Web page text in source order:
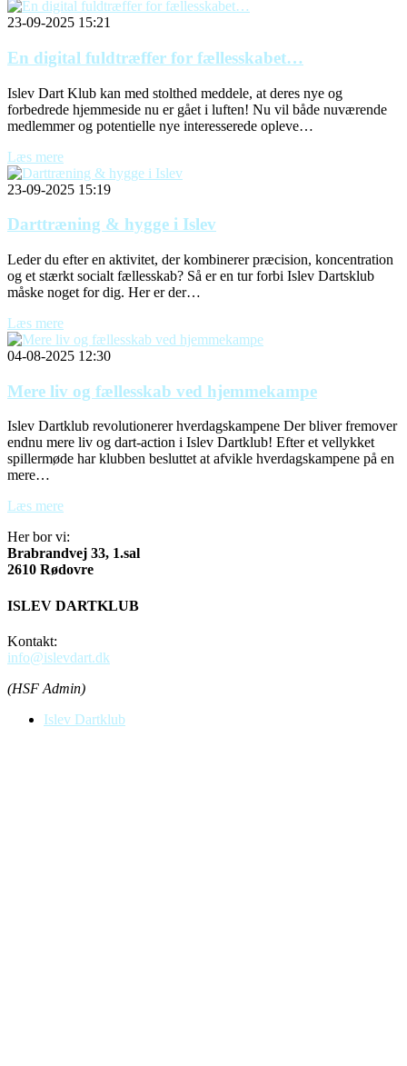
23-09-2025 15:21
En digital fuldtræffer for fællesskabet…
Islev Dart Klub kan med stolthed meddele, at deres nye og
forbedrede hjemmeside nu er gået i luften! Nu vil både nuværende
medlemmer og potentielle nye interesserede opleve…
Læs mere
23-09-2025 15:19
Darttræning & hygge i Islev
Leder du efter en aktivitet, der kombinerer præcision, koncentration
og et stærkt socialt fællesskab? Så er en tur forbi Islev Dartsklub
måske noget for dig. Her er der…
Læs mere
04-08-2025 12:30
Mere liv og fællesskab ved hjemmekampe
Islev Dartklub revolutionerer hverdagskampene Der bliver fremover
endnu mere liv og dart-action i Islev Dartklub! Efter et vellykket
spillermøde har klubben besluttet at afvikle hverdagskampene på en
mere…
Læs mere
Her bor vi:
Brabrandvej 33, 1.sal
2610 Rødovre
ISLEV DARTKLUB
Kontakt:
info@islevdart.dk
(HSF Admin)
Islev Dartklub